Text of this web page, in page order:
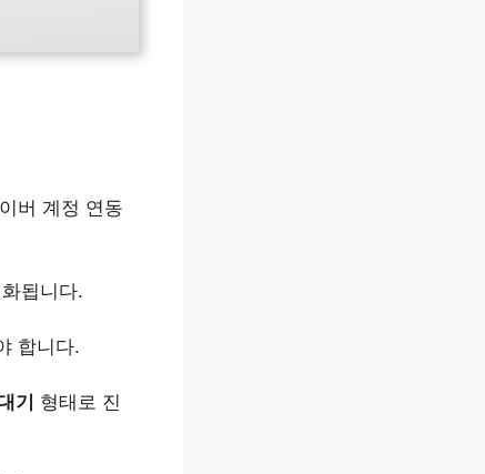
버 계정 연동
됩니다.
합니다.
기
형태로 진